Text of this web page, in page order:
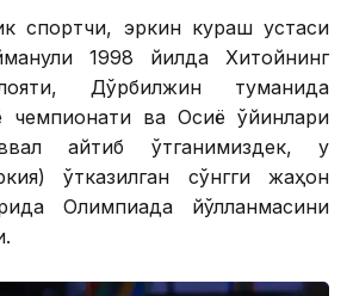
спортчи, эркин кураш устаси
1998 йилда Хитойнинг
Дўрбилжин туманида
чемпионати ва Осиё ўйинлари
айтиб ўтганимиздек, у
ўтказилган сўнгги жаҳон
Олимпиада йўлланмасини